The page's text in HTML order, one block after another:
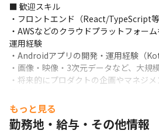
■ 歓迎スキル
・フロントエンド（React/TypeScript
・AWSなどのクラウドプラットフォー
運用経験
・Androidアプリの開発・運用経験（
・画像・映像・3次元データなど、大規
・将来的にプロダクトの企画やマネジ
■ 求める人物像
当社が求めるのは、現場で起きている事
もっと見る
勤務地・給与・その他情報